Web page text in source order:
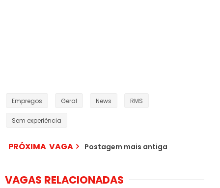
Empregos Geral News RMS
Sem experiência
PRÓXIMA VAGA Postagem mais antiga
VAGAS RELACIONADAS